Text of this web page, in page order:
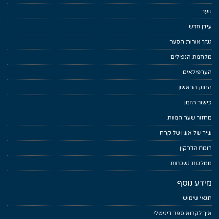
נוער
עידן חדש
גנזך אורות הסער
מלחמת הנפילים
הערפילאים
החוק הראשון
כישור הזמן
מחזור שער המוות
שיר של אש ושל קרח
רומח הדרקון
ממלכות נשכחות
מידע נוסף
תנאי שימוש
איך לקרוא ספר דיגיטלי